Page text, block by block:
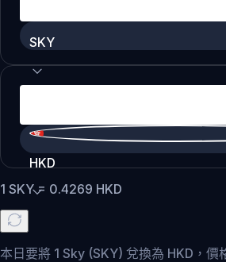
SKY
HKD
1 SKY= 0.4269 HKD
本日要將 1 Sky (SKY) 兌換為 HKD，價